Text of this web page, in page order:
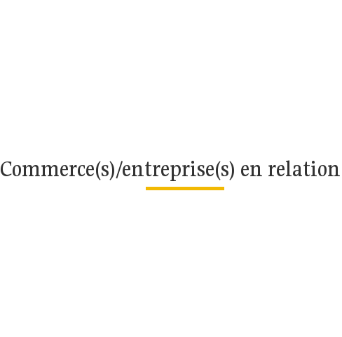
Commerce(s)/entreprise(s) en